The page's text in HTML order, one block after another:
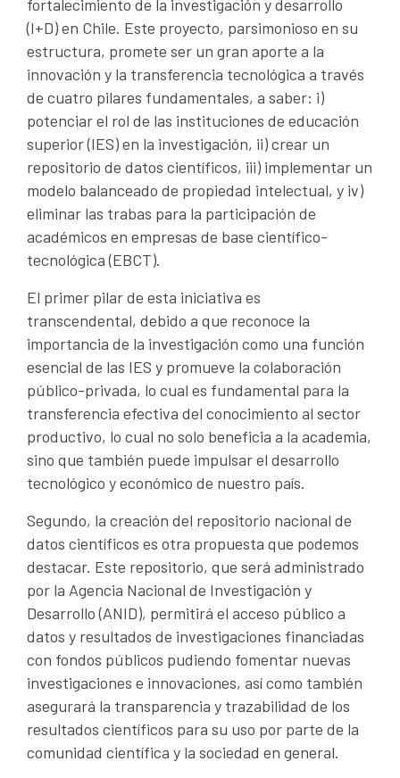
fortalecimiento de la investigación y desarrollo
(I+D) en Chile. Este proyecto, parsimonioso en su
estructura, promete ser un gran aporte a la
innovación y la transferencia tecnológica a través
de cuatro pilares fundamentales, a saber: i)
potenciar el rol de las instituciones de educación
superior (IES) en la investigación, ii) crear un
repositorio de datos científicos, iii) implementar un
modelo balanceado de propiedad intelectual, y iv)
eliminar las trabas para la participación de
académicos en empresas de base científico-
tecnológica (EBCT).
El primer pilar de esta iniciativa es
transcendental, debido a que reconoce la
importancia de la investigación como una función
esencial de las IES y promueve la colaboración
público-privada, lo cual es fundamental para la
transferencia efectiva del conocimiento al sector
productivo, lo cual no solo beneficia a la academia,
sino que también puede impulsar el desarrollo
tecnológico y económico de nuestro país.
Segundo, la creación del repositorio nacional de
datos científicos es otra propuesta que podemos
destacar. Este repositorio, que será administrado
por la Agencia Nacional de Investigación y
Desarrollo (ANID), permitirá el acceso público a
datos y resultados de investigaciones financiadas
con fondos públicos pudiendo fomentar nuevas
investigaciones e innovaciones, así como también
asegurará la transparencia y trazabilidad de los
resultados científicos para su uso por parte de la
comunidad científica y la sociedad en general.